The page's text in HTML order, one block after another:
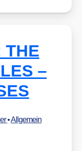
THE
–
•Allgemein